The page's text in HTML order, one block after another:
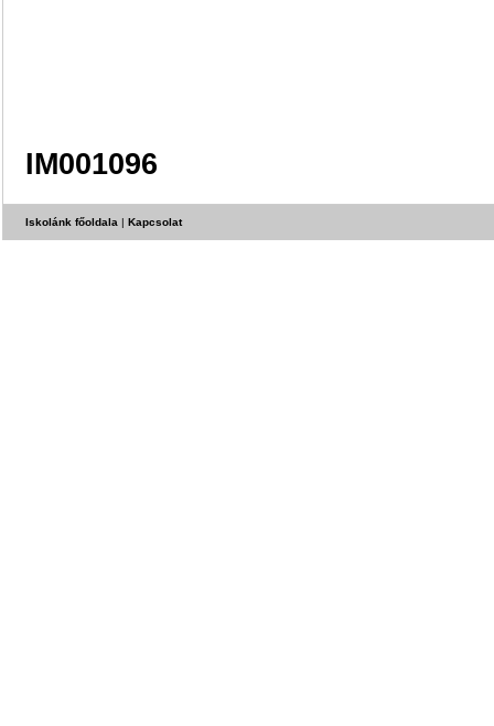
IM001096
Iskolánk főoldala | Kapcsolat